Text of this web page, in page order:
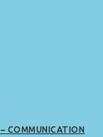
COMMUNICATION